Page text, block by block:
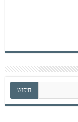
חיפוש